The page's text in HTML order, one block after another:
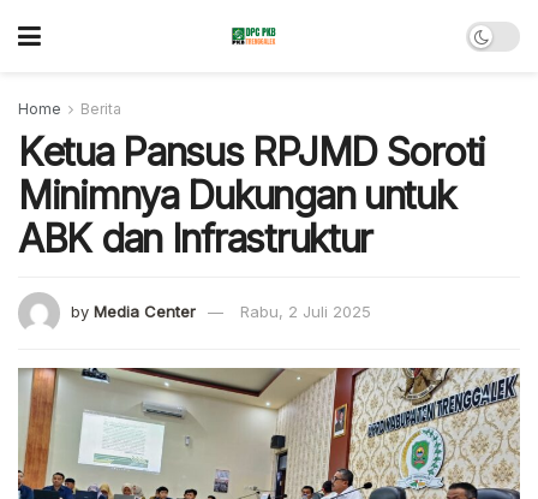
Home Berita
Ketua Pansus RPJMD Soroti
Minimnya Dukungan untuk
ABK dan Infrastruktur
by Media Center Rabu, 2 Juli 2025